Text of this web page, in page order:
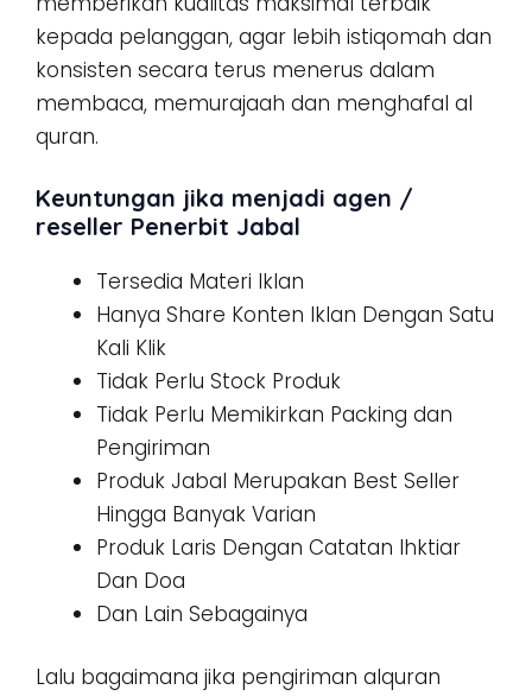
kepada pelanggan, agar lebih istiqomah dan
konsisten secara terus menerus dalam
membaca, memurajaah dan menghafal al
quran.
Keuntungan jika menjadi agen /
reseller Penerbit Jabal
Tersedia Materi Iklan
Hanya Share Konten Iklan Dengan Satu
Kali Klik
Tidak Perlu Stock Produk
Tidak Perlu Memikirkan Packing dan
Pengiriman
Produk Jabal Merupakan Best Seller
Hingga Banyak Varian
Produk Laris Dengan Catatan Ihktiar
Dan Doa
Dan Lain Sebagainya
Lalu bagaimana jika pengiriman alquran